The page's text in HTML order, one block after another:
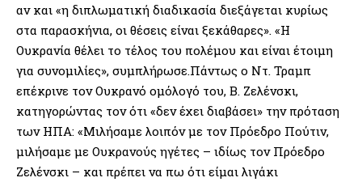
αν και «η διπλωματική διαδικασία διεξάγεται κυρίως
στα παρασκήνια, οι θέσεις είναι ξεκάθαρες». «Η
Ουκρανία θέλει το τέλος του πολέμου και είναι έτοιμη
για συνομιλίες», συμπλήρωσε.Πάντως ο Ντ. Τραμπ
επέκρινε τον Ουκρανό ομόλογό του, Β. Ζελένσκι,
κατηγορώντας τον ότι «δεν έχει διαβάσει» την πρόταση
των ΗΠΑ: «Μιλήσαμε λοιπόν με τον Πρόεδρο Πούτιν,
μιλήσαμε με Ουκρανούς ηγέτες – ιδίως τον Πρόεδρο
Ζελένσκι – και πρέπει να πω ότι είμαι λιγάκι